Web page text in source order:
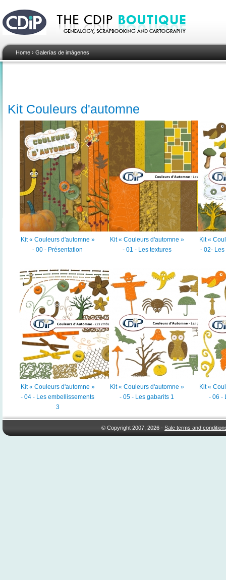
Home › Galerías de imágenes
Kit Couleurs d'automne
Kit « Couleurs d'automne »
- 00 - Présentation
Kit « Couleurs d'automne »
- 01 - Les textures
Kit «
- 02-
Kit « Couleurs d'automne »
- 04 - Les embellissements
3
Kit « Couleurs d'automne »
- 05 - Les gabarits 1
Kit «
- 06 -
© Copyright 2007, 2026 -Sale terms and